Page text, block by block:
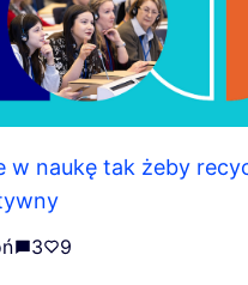
w naukę tak żeby
3 9